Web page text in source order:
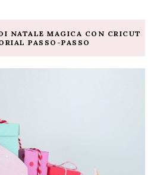
NATALE MAGICA CON CRICUT
PASSO-PASSO